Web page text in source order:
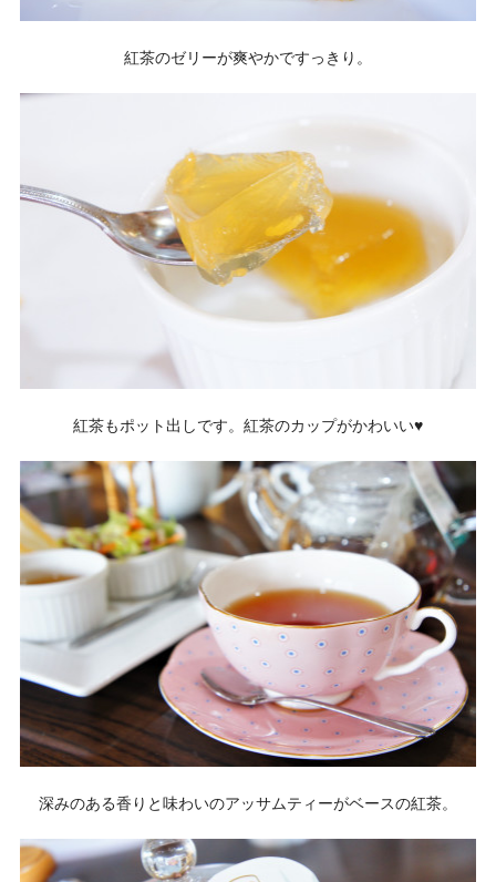
紅茶のゼリーが爽やかですっきり。
紅茶もポット出しです。紅茶のカップがかわいい♥
深みのある香りと味わいのアッサムティーがベースの紅茶。